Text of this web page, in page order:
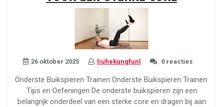
Oefeningen”
26 oktober 2025 liuhekungfunl 0 reacties
Onderste Buikspieren Trainen Onderste Buikspieren Trainen:
Tips en Oefeningen De onderste buikspieren zijn een
belangrijk onderdeel van een sterke core en dragen bij aan